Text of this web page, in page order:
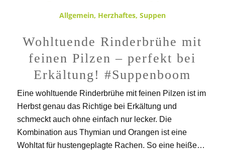
Allgemein, Herzhaftes, Suppen
Wohltuende Rinderbrühe mit
feinen Pilzen – perfekt bei
Erkältung! #Suppenboom
Eine wohltuende Rinderbrühe mit feinen Pilzen ist im
Herbst genau das Richtige bei Erkältung und
schmeckt auch ohne einfach nur lecker. Die
Kombination aus Thymian und Orangen ist eine
Wohltat für hustengeplagte Rachen. So eine heiße…